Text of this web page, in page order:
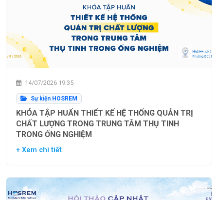
14/07/2026 19:35
Sự kiện HOSREM
KHÓA TẬP HUẤN THIẾT KẾ HỆ THỐNG QUẢN TRỊ
CHẤT LƯỢNG TRONG TRUNG TÂM THỤ TINH
TRONG ỐNG NGHIỆM
+ Xem chi tiết